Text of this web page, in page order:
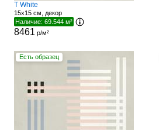
T White
15x15 см, декор
Наличие: 69.544 м²
8461 р/м²
Есть образец